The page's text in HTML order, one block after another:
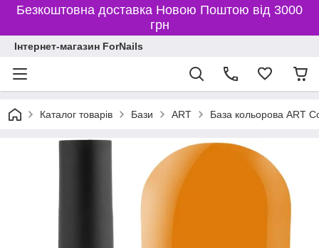
Безкоштовна доставка Новою Поштою від 3000
грн
Інтернет-магазин ForNails
Каталог товарів Бази ART База кольорова ART